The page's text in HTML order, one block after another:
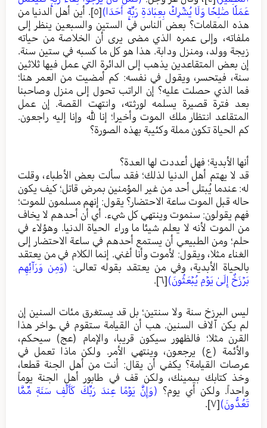
عَمَلٗا صَٰلِحٗا وَلَا يُشۡرِكۡ بِعِبَادَةِ رَبِّهِۦٓ أَحَدَا)[٥]
. أين أهل الدنيا من
هذه المقامات؟ بعض الناس في الستين والسبعين ينظر إلى
ملفاته، وإلى عمره الذي مضى يرى أن الخلاصة من حياته
زيجة وولد، ومنزل ودابة. هذا هو كل ما كسبه في ستين سنة.
إن بعض المتقاعدين يذهب إلى الدائرة التي عمل فيها ثلاثين
سنة، فيتحسر، ويقول في نفسه: كم أمضيت من العمر هنا؛
فما الذي حصلت عليه؟ إن الراتب تحول إلى منزل وصاحبنا
بعد فترة قصيرة يسلمه لورثته، وانتهت القصة. إن عمل
المتقاعد انتظار ملك الموت وأخيرا؛ إنا لله وإنا إليه راجعون.
كم الحياة تكون مملة وكئيبة بهذه الصورة؟
أنها الأبدية؛ فهل أعددت لها العدة؟
قد لا يهتم أهل الدنيا لذلك؛ فقد سألت بعض الأطباء، وقلت
له: عندما يُبتلى أحد من غير المؤمنين بمرض قاتل؛ كيف يكون
حاله قبل الموت ساعة الاحتضار؟ يقول: إنهم مسلمون للموت؛
فهم يقولون: سنموت وينتهي كل شيء. أي أن أحدهم لا يخاف
من الموت لأنه لا يعلم شيئا ما وراء الحياة الدنيا. وهؤلاء في
حلم؛ ومن الطبيعي أن يستمع أحدهم في ساعة الاحتضار إلى
الغناء مثلا، ويقول: لأموت وأنا أغني. إنما الكلام في من يعتقد
بالحياة الأبدية، وفي من يعتقد بقوله تعالى: (وَمِن وَرَآئِهِم
بَرۡزَخٌ إِلَىٰ يَوۡمِ يُبۡعَثُونَ)[٦] .
ليس البرزخ سنة ولا سنتين؛ بل قد يستغرق مئات السنين إن
لم يكن آلاف السنين. هب أن القيامة ستقوم في ـواخر هذا
القرن مثلا؛ فالظهور سيكون قريبا، والإمام (عج) سيحكم،
والأئمة (ع) يرجعون، وينتهي الأمر. ولكن ماذا تعمل في
عرصات القيامة؟ يكفي أن يقال: أنت من أهل الجنة قطعا،
وخذ كتابك بيمينك، ولكن قف في طابور أهل الجنة يوماً
واحداً. ولكن أي يوم؟ (وَإِنَّ يَوۡمًا عِندَ رَبِّكَ كَأَلۡفِ سَنَةٖ مِّمَّا
تَعُدُّونَ)[٧] .